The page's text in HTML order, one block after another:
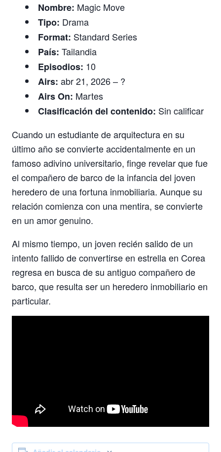
Nombre: Magic Move
Tipo: Drama
Format: Standard Series
País: Tailandia
Episodios: 10
Airs: abr 21, 2026 – ?
Airs On: Martes
Clasificación del contenido: Sin calificar
Cuando un estudiante de arquitectura en su
último año se convierte accidentalmente en un
famoso adivino universitario, finge revelar que fue
el compañero de barco de la infancia del joven
heredero de una fortuna inmobiliaria. Aunque su
relación comienza con una mentira, se convierte
en un amor genuino.
Al mismo tiempo, un joven recién salido de un
intento fallido de convertirse en estrella en Corea
regresa en busca de su antiguo compañero de
barco, que resulta ser un heredero inmobiliario en
particular.